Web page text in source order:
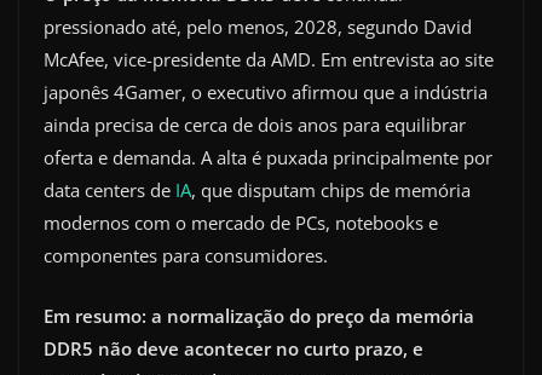
pressionado até, pelo menos, 2028, segundo David
McAfee, vice-presidente da AMD. Em entrevista ao site
japonês 4Gamer, o executivo afirmou que a indústria
ainda precisa de cerca de dois anos para equilibrar
oferta e demanda. A alta é puxada principalmente por
data centers de IA, que disputam chips de memória
modernos com o mercado de PCs, notebooks e
componentes para consumidores.
Em resumo: a normalização do preço da memória
DDR5 não deve acontecer no curto prazo, e